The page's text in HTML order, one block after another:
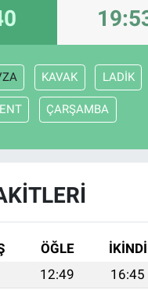
KAVAK LADİK
ÇARŞAMBA
ÖĞLE İKINDI
12:49 16:45